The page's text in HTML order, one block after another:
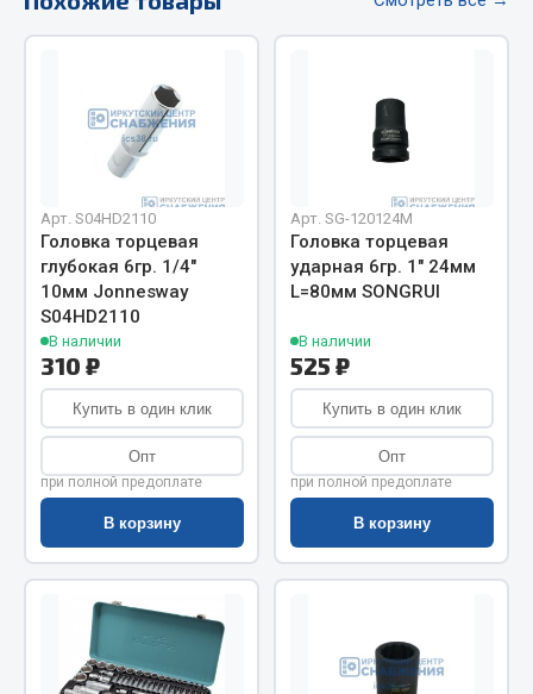
Весь раздел
Цепи подъёмные
Весь раздел
РТИ
Кольца уплотнительные
Лента конвейерная
Манжеты
Паронит
Патрубки
Рукава высокого давления
Показать ещё
Весь раздел
Автомобильная электрика
Арт. S04HD2110
Головка торцевая
глубокая 6гр. 1/4"
10мм Jonnesway
S04HD2110
В наличии
310 ₽
Купить в один клик
Опт
при полной предоплате
В корзину
Арт. SG-120124M
Головка торцевая
ударная 6гр. 1" 24мм
L=80мм SONGRUI
В наличии
525 ₽
Купить в один клик
Опт
при полной предоплате
В корзину